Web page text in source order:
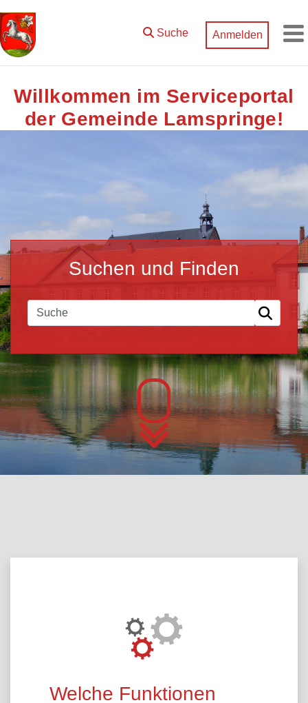
Zum Hauptinhalt springen
Suche
Anmelden
Willkommen im Serviceportal
der Gemeinde Lamspringe!
Welche Funktionen